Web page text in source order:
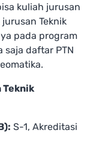
kuliah jurusan
Teknik
pada program
saja daftar PTN
Teknik
S-1, Akreditasi